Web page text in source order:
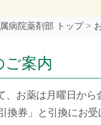
病院薬剤部 トップ
ご案内
、お薬は月曜日か
換券」と引換にお受